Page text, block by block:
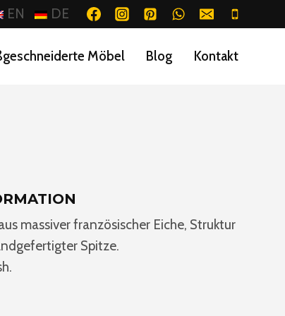
EN DE
Möbel Blog Kontakt
massiver französischer Eiche, Struktur
Spitze.